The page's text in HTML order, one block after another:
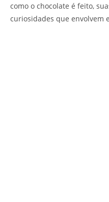
como o chocolate é feito,
curiosidades que envolvem